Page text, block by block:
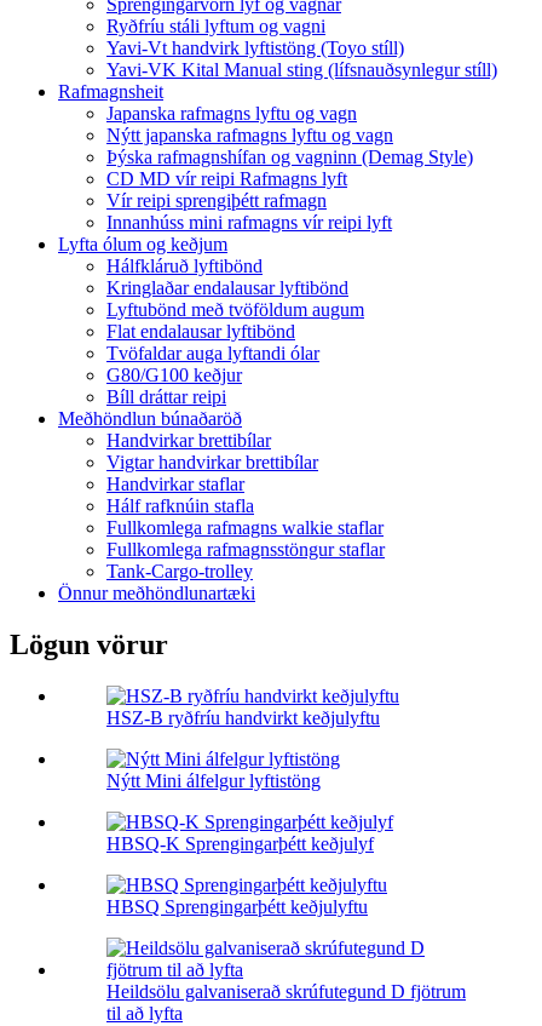
Sprengingarvörn lyf og vagnar
Ryðfríu stáli lyftum og vagni
Yavi-Vt handvirk lyftistöng (Toyo stíll)
Yavi-VK Kital Manual sting (lífsnauðsynlegur stíll)
Rafmagnsheit
Japanska rafmagns lyftu og vagn
Nýtt japanska rafmagns lyftu og vagn
Þýska rafmagnshífan og vagninn (Demag Style)
CD MD vír reipi Rafmagns lyft
Vír reipi sprengiþétt rafmagn
Innanhúss mini rafmagns vír reipi lyft
Lyfta ólum og keðjum
Hálfkláruð lyftibönd
Kringlaðar endalausar lyftibönd
Lyftubönd með tvöföldum augum
Flat endalausar lyftibönd
Tvöfaldar auga lyftandi ólar
G80/G100 keðjur
Bíll dráttar reipi
Meðhöndlun búnaðaröð
Handvirkar brettibílar
Vigtar handvirkar brettibílar
Handvirkar staflar
Hálf rafknúin stafla
Fullkomlega rafmagns walkie staflar
Fullkomlega rafmagnsstöngur staflar
Tank-Cargo-trolley
Önnur meðhöndlunartæki
Lögun vörur
HSZ-B ryðfríu handvirkt keðjulyftu
Nýtt Mini álfelgur lyftistöng
HBSQ-K Sprengingarþétt keðjulyf
HBSQ Sprengingarþétt keðjulyftu
Heildsölu galvaniserað skrúfutegund D fjötrum
til að lyfta